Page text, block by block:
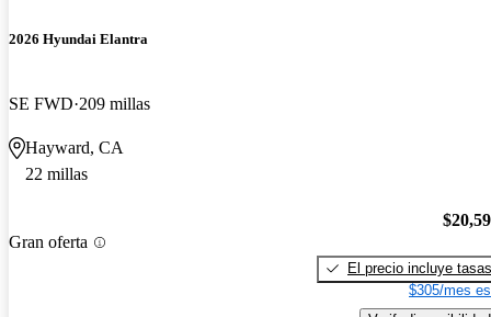
2026 Hyundai Elantra
SE FWD 209 millas
Hayward, CA
22 millas
Gran oferta
El precio incluye tasas
$305/mes